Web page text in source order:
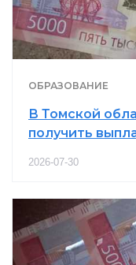
ОБРАЗОВАНИЕ
В Томской
получить
2026-07-30